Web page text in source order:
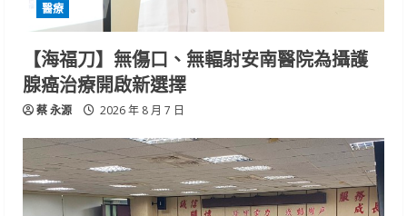
醫療
【海福刀】無傷口、無輻射安南醫院為攝護
腺癌治療開啟新選擇
蔡 永源 2026 年 8 月 7 日